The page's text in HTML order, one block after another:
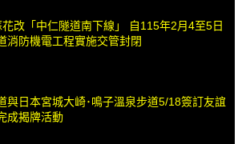
改「中仁隧道南下線」 自115年2月4至5日
消防機電工程實施交管封閉
與日本宮城大崎･鳴子溫泉步道5/18簽訂友誼
成揭牌活動